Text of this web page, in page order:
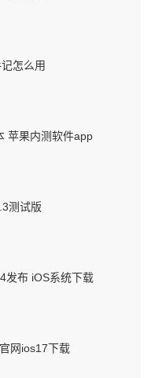
怎么用
苹果内测软件app
测试版
发布 iOS系统下载
网ios17下载